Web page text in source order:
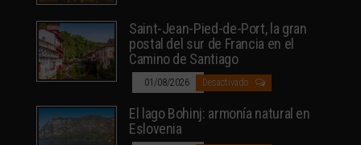
Saint-Jean-Pied-de-Port, la gran
postal del sur de Francia en el
Camino de Santiago
01/08/2026 Desactivado
El lago Bohinj: armonía natural en
Eslovenia